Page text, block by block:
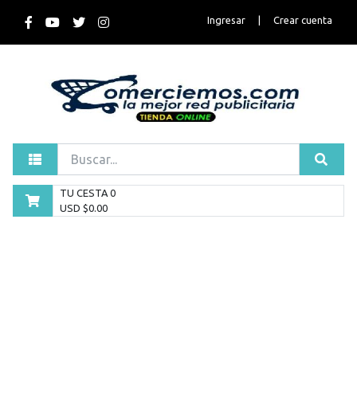
Ingresar Crear cuenta
TU CESTA 0
USD $0.00